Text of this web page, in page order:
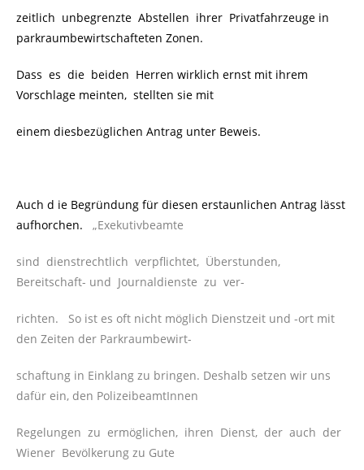
zeitlich unbegrenzte Abstellen ihrer Privatfahrzeuge in
parkraumbewirtschafteten Zonen.
Dass es die beiden Herren wirklich ernst mit ihrem
Vorschlage meinten, stellten sie mit
einem diesbezüglichen Antrag unter Beweis.
Auch d ie Begründung für diesen erstaunlichen Antrag lässt
aufhorchen. „Exekutivbeamte
sind dienstrechtlich verpflichtet, Überstunden,
Bereitschaft- und Journaldienste zu ver-
richten. So ist es oft nicht möglich Dienstzeit und -ort mit
den Zeiten der Parkraumbewirt-
schaftung in Einklang zu bringen. Deshalb setzen wir uns
dafür ein, den PolizeibeamtInnen
Regelungen zu ermöglichen, ihren Dienst, der auch der
Wiener Bevölkerung zu Gute